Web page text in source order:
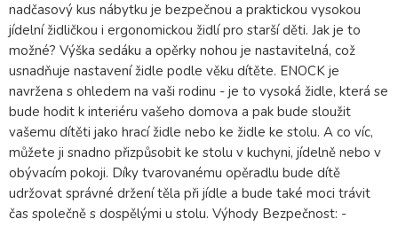
nadčasový kus nábytku je bezpečnou a praktickou vysokou
jídelní židličkou i ergonomickou židlí pro starší děti. Jak je to
možné? Výška sedáku a opěrky nohou je nastavitelná, což
usnadňuje nastavení židle podle věku dítěte. ENOCK je
navržena s ohledem na vaši rodinu - je to vysoká židle, která se
bude hodit k interiéru vašeho domova a pak bude sloužit
vašemu dítěti jako hrací židle nebo ke židle ke stolu. A co víc,
můžete ji snadno přizpůsobit ke stolu v kuchyni, jídelně nebo v
obývacím pokoji. Díky tvarovanému opěradlu bude dítě
udržovat správné držení těla při jídle a bude také moci trávit
čas společně s dospělými u stolu. Výhody Bezpečnost: -